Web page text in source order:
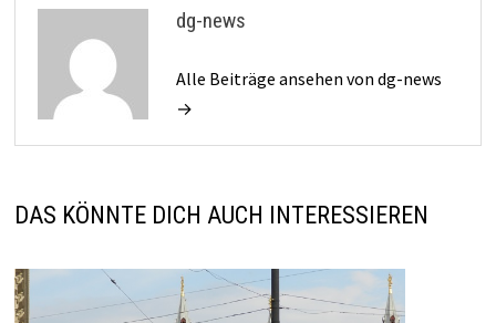
dg-news
Alle Beiträge ansehen von dg-news
→
DAS KÖNNTE DICH AUCH INTERESSIEREN